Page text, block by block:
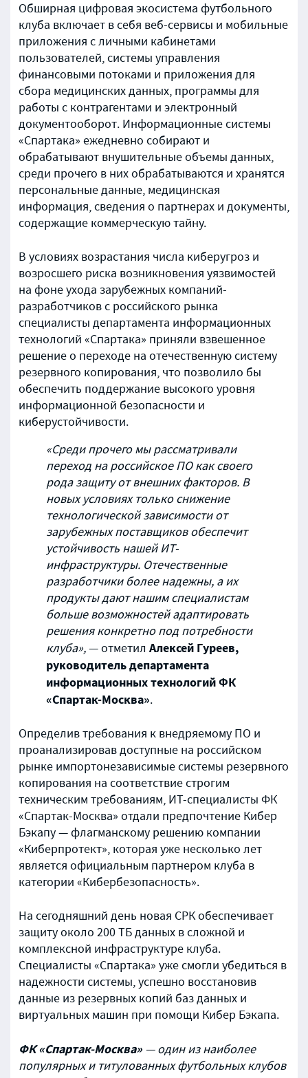
Обширная цифровая экосистема футбольного
клуба включает в себя веб-сервисы и мобильные
приложения с личными кабинетами
пользователей, системы управления
финансовыми потоками и приложения для
сбора медицинских данных, программы для
работы с контрагентами и электронный
документооборот. Информационные системы
«Спартака» ежедневно собирают и
обрабатывают внушительные объемы данных,
среди прочего в них обрабатываются и хранятся
персональные данные, медицинская
информация, сведения о партнерах и документы,
содержащие коммерческую тайну.
В условиях возрастания числа киберугроз и
возросшего риска возникновения уязвимостей
на фоне ухода зарубежных компаний-
разработчиков с российского рынка
специалисты департамента информационных
технологий «Спартака» приняли взвешенное
решение о переходе на отечественную систему
резервного копирования, что позволило бы
обеспечить поддержание высокого уровня
информационной безопасности и
киберустойчивости.
«Среди прочего мы рассматривали
переход на российское ПО как своего
рода защиту от внешних факторов. В
новых условиях только снижение
технологической зависимости от
зарубежных поставщиков обеспечит
устойчивость нашей ИТ-
инфраструктуры. Отечественные
разработчики более надежны, а их
продукты дают нашим специалистам
больше возможностей адаптировать
решения конкретно под потребности
клуба»,— отметил Алексей Гуреев,
руководитель департамента
информационных технологий ФК
«Спартак-Москва».
Определив требования к внедряемому ПО и
проанализировав доступные на российском
рынке импортонезависимые системы резервного
копирования на соответствие строгим
техническим требованиям, ИТ-специалисты ФК
«Спартак-Москва» отдали предпочтение Кибер
Бэкапу — флагманскому решению компании
«Киберпротект», которая уже несколько лет
является официальным партнером клуба в
категории «Кибербезопасность».
На сегодняшний день новая СРК обеспечивает
защиту около 200 ТБ данных в сложной и
комплексной инфраструктуре клуба.
Специалисты «Спартака» уже смогли убедиться в
надежности системы, успешно восстановив
данные из резервных копий баз данных и
виртуальных машин при помощи Кибер Бэкапа.
ФК «Спартак-Москва» — один из наиболее
популярных и титулованных футбольных клубов